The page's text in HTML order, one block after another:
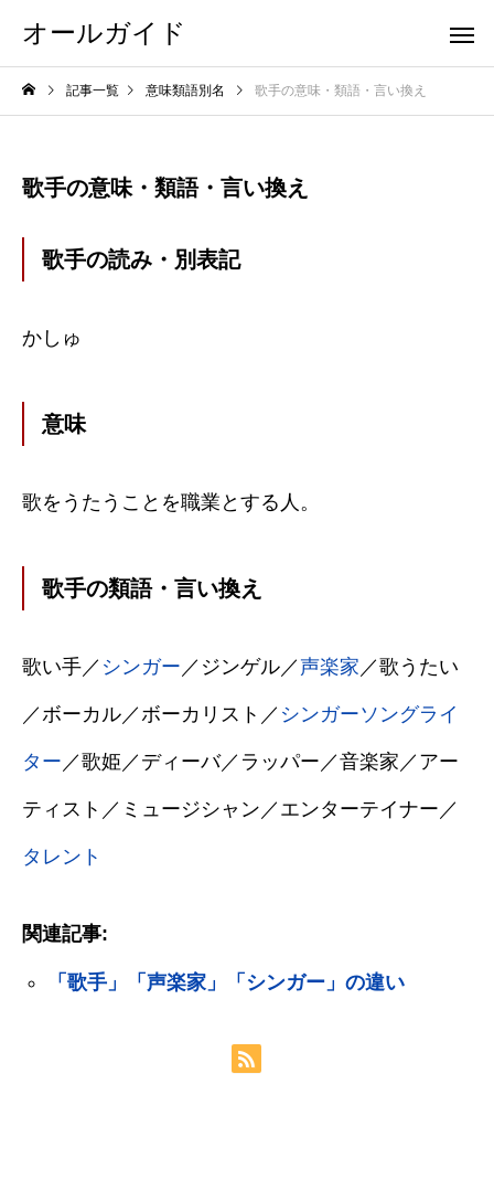
オールガイド
記事一覧 意味類語別名 歌手の意味・類語・言い換え
歌手の意味・類語・言い換え
歌手の読み・別表記
かしゅ
意味
歌をうたうことを職業とする人。
歌手の類語・言い換え
歌い手／ シンガー ／ジンゲル／ 声楽家 ／歌うたい
／ボーカル／ボーカリスト／ シンガーソングライ
ター ／歌姫／ディーバ／ラッパー／音楽家／アー
ティスト／ミュージシャン／エンターテイナー／
タレント
関連記事:
「歌手」「声楽家」「シンガー」の違い